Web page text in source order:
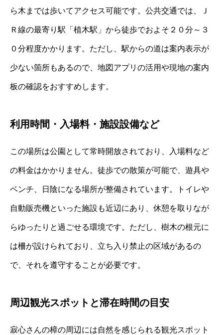
ら木までは歩いてアクセス可能です。公共交通では、Ｊ
Ｒ線の最寄り駅「植木駅」から徒歩でおよそ２０分～３
０分程度かかります。ただし、駅からの道は案内表示が
少ない箇所もあるので、地図アプリの活用や現地の案内
板の確認をおすすめします。
利用時間・入場料・施設設備など
この場所は公園として常時開放されており、入場料など
の料金はかかりません。徒歩での散策が可能で、遊具や
ベンチ、日陰になる場所が整備されています。トイレや
自動販売機といった施設も近辺にあり、休憩を取りなが
らゆったりと過ごせる環境です。ただし、樹木の根元に
は柵が設けられており、立ち入り禁止の区域があるの
で、それを遵守することが必要です。
周辺観光スポットと滞在時間の目安
寂心さんの樟の周辺には自然を感じられる観光スポット